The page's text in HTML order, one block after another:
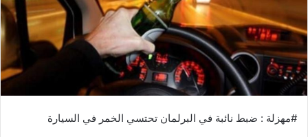
#مهزلة : ضبط نائبة في البرلمان تحتسي الخمر في السيارة